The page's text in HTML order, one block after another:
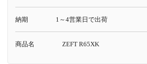
納期 1～4営業日で出荷
商品名 ZEFT R65XK